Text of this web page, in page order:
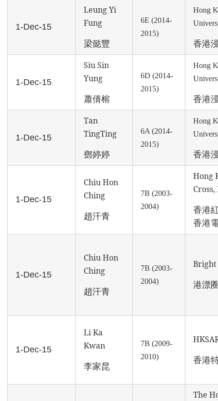
1-Dec-15
Leung Yi
Fung
梁懿豐
6E (2014-
2015)
Hong
香港
1-Dec-15
Siu Sin
Yung
蕭倩榕
6D (2014-
2015)
Hong
香港
1-Dec-15
Tan
TingTing
鄧婷婷
6A (2014-
2015)
Hong
香港
1-Dec-15
Chiu Hon
Ching
趙汗青
7B (2003-
2004)
Hong
香港
香港
1-Dec-15
Chiu Hon
Ching
趙汗青
7B (2003-
2004)
Bright
港漂
1-Dec-15
Li Ka
Kwan
李家昆
7B (2009-
2010)
香港
The